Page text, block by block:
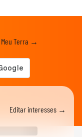
Meu Terra →
Editar interesses →